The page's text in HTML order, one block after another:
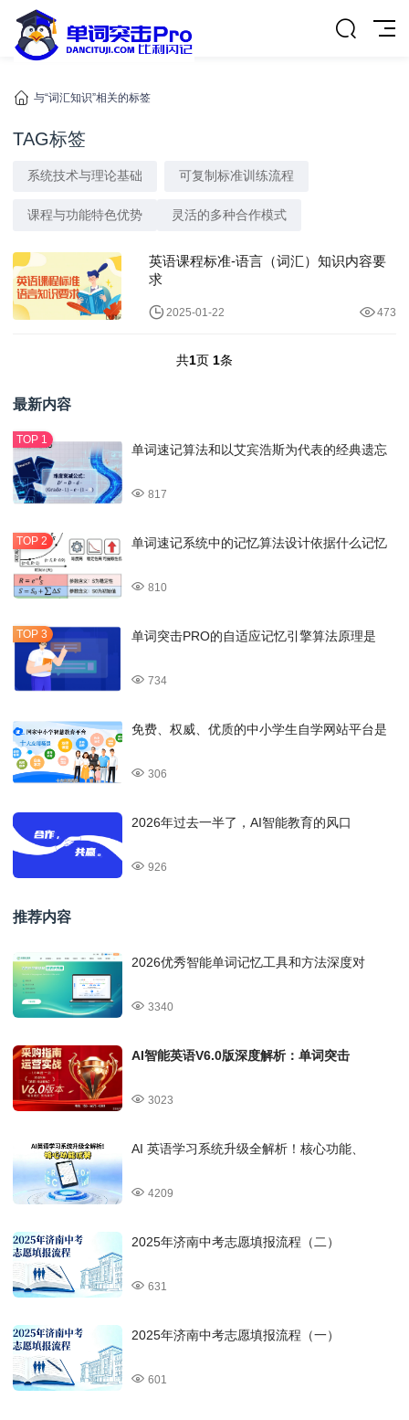
与“词汇知识”相关的标签
TAG标签
系统技术与理论基础 可复制标准训练流程
课程与功能特色优势 灵活的多种合作模式
英语课程标准-语言（词汇）知识内容要
求
2025-01-22 473
共1页 1条
最新内容
单词速记算法和以艾宾浩斯为代表的经典遗忘
817
单词速记系统中的记忆算法设计依据什么记忆
810
单词突击PRO的自适应记忆引擎算法原理是
734
免费、权威、优质的中小学生自学网站平台是
306
2026年过去一半了，AI智能教育的风口
926
推荐内容
2026优秀智能单词记忆工具和方法深度对
3340
AI智能英语V6.0版深度解析：单词突击
3023
AI 英语学习系统升级全解析！核心功能、
4209
2025年济南中考志愿填报流程（二）
631
2025年济南中考志愿填报流程（一）
601